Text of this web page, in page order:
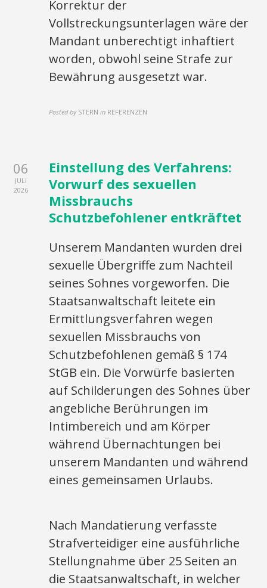
Korrektur der
Vollstreckungsunterlagen wäre der
Mandant unberechtigt inhaftiert
worden, obwohl seine Strafe zur
Bewährung ausgesetzt war.
Posted by STERN in REFERENZEN
06
JULI
2026
Einstellung des Verfahrens:
Vorwurf des sexuellen
Missbrauchs
Schutzbefohlener entkräftet
Unserem Mandanten wurden drei
sexuelle Übergriffe zum Nachteil
seines Sohnes vorgeworfen. Die
Staatsanwaltschaft leitete ein
Ermittlungsverfahren wegen
sexuellen Missbrauchs von
Schutzbefohlenen gemäß § 174
StGB ein. Die Vorwürfe basierten
auf Schilderungen des Sohnes über
angebliche Berührungen im
Intimbereich und am Körper
während Übernachtungen bei
unserem Mandanten und während
eines gemeinsamen Urlaubs.
Nach Mandatierung verfasste
Strafverteidiger eine ausführliche
Stellungnahme über 25 Seiten an
die Staatsanwaltschaft, in welcher